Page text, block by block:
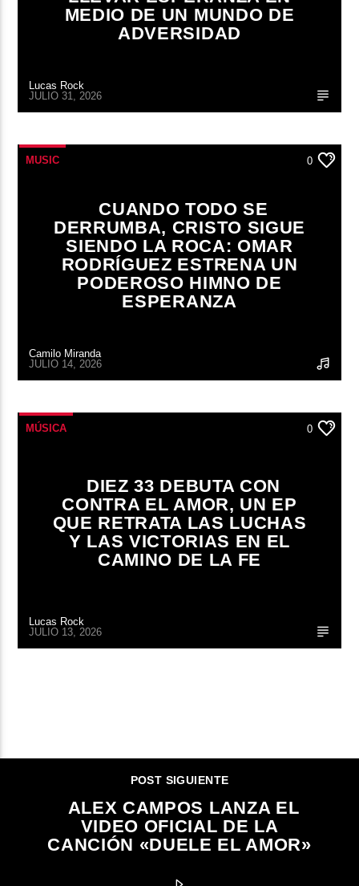
MEDIO DE UN MUNDO DE
ADVERSIDAD
Lucas Rock
JULIO 31, 2026
MUSIC 0
CUANDO TODO SE
DERRUMBA, CRISTO SIGUE
SIENDO LA ROCA: OMAR
RODRÍGUEZ ESTRENA UN
PODEROSO HIMNO DE
ESPERANZA
Camilo Miranda
JULIO 14, 2026
MÚSICA 0
DIEZ 33 DEBUTA CON
CONTRA EL AMOR, UN EP
QUE RETRATA LAS LUCHAS
Y LAS VICTORIAS EN EL
CAMINO DE LA FE
Lucas Rock
JULIO 13, 2026
POST SIGUIENTE
ALEX CAMPOS LANZA EL
VIDEO OFICIAL DE LA
CANCIÓN «DUELE EL AMOR»